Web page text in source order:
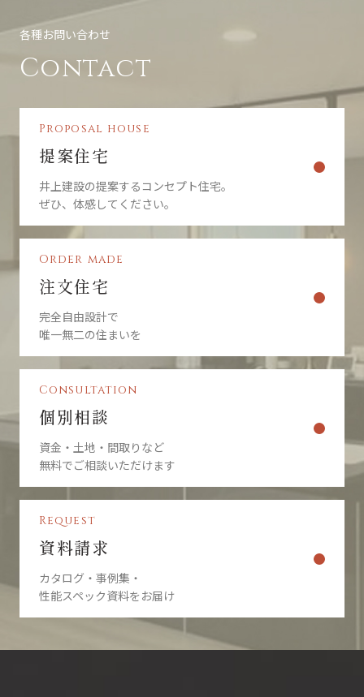
各種お問い合わせ
Contact
Proposal house
提案住宅
井上建設の提案するコンセプト住宅。
ぜひ、体感してください。
Order made
注文住宅
完全自由設計で
唯一無二の住まいを
Consultation
個別相談
資金・土地・間取りなど
無料でご相談いただけます
Request
資料請求
カタログ・事例集・
性能スペック資料をお届け